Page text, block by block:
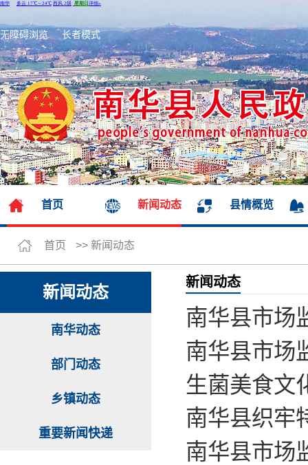
无障碍浏览 长者模式
首页 新闻动态 县情概览
首页 >> 新闻动态
新闻动态
南华动态
部门动态
乡镇动态
重要新闻快递
新闻动态
南华县市场
南华县市场
生菌美食文
南华县织牢
南华县市场